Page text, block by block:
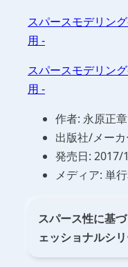
スパースモデリン
用 -
スパースモデリン
用 -
作者: 永原正章
出版社/メー
発売日: 2017/
メディア: 単
スパース性に基
ェッショナルシ